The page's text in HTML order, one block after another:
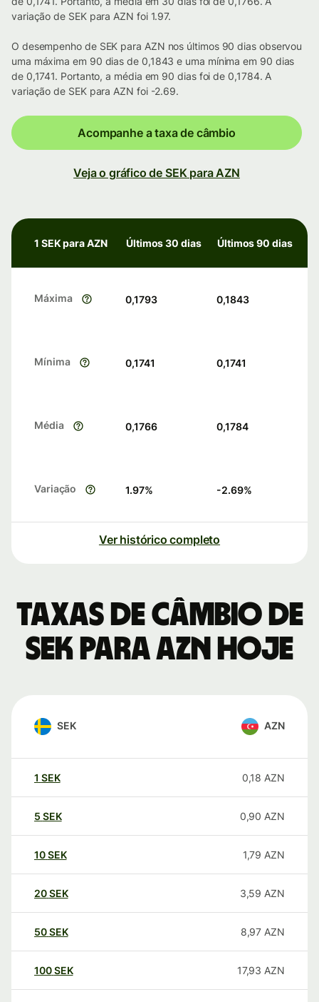
variação de SEK para AZN foi 1.97.
O desempenho de SEK para AZN nos últimos 90 dias observou
uma máxima em 90 dias de 0,1843 e uma mínima em 90 dias
de 0,1741. Portanto, a média em 90 dias foi de 0,1784. A
variação de SEK para AZN foi -2.69.
Acompanhe a taxa de câmbio
Veja o gráfico de SEK para AZN
1 SEK para AZN Últimos 30 dias Últimos 90 dias
Máxima 0,1793 0,1843
Mínima 0,1741 0,1741
Média 0,1766 0,1784
Variação 1.97% -2.69%
Ver histórico completo
Taxas de câmbio de
SEK para AZN hoje
SEK AZN
1 SEK 0,18 AZN
5 SEK 0,90 AZN
10SEK 1,79 AZN
20SEK 3,59 AZN
50SEK 8,97 AZN
100SEK 17,93 AZN